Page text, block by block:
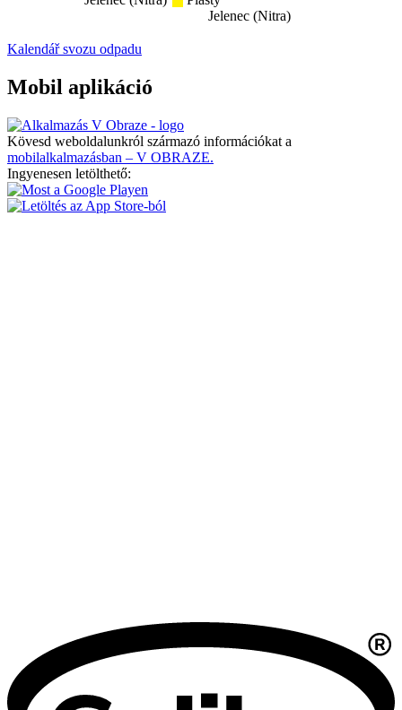
Jelenec (Nitra)
Kalendář svozu odpadu
Mobil aplikáció
Kövesd weboldalunkról származó információkat a
mobilalkalmazásban – V OBRAZE.
Ingyenesen letölthető: